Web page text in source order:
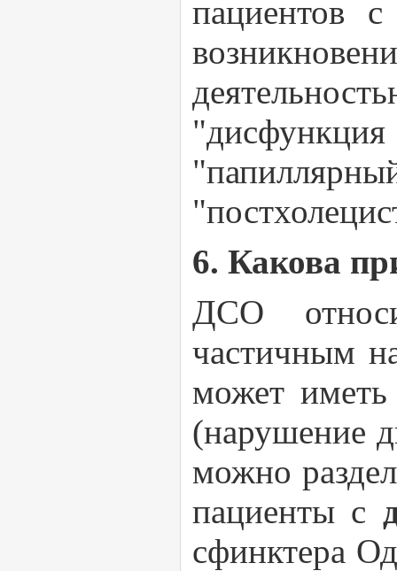
пациентов
6. Какова
ДСО
частичным
может
(нарушение
можно
пациенты с
сфинктера